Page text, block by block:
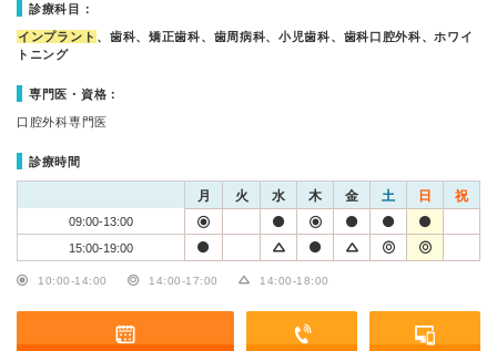
診療科目：
インプラント 、歯科、矯正歯科、歯周病科、小児歯科、歯科口腔外科、ホワイ
トニング
専門医・資格：
口腔外科専門医
診療時間
月 火 水 木 金 土 日 祝
09:00-13:00
15:00-19:00
10:00-14:00 14:00-17:00 14:00-18:00